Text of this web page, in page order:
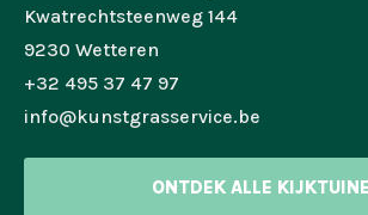
Kwatrechtsteenweg 144
9230 Wetteren
+32 495 37 47 97
info@kunstgrasservice.be
ONTDEK ALLE